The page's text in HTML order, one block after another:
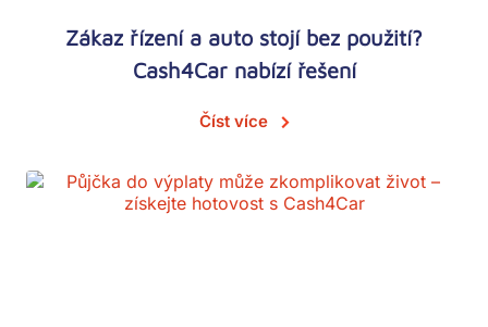
Zákaz řízení a auto stojí bez použití?
Cash4Car nabízí řešení
Číst více